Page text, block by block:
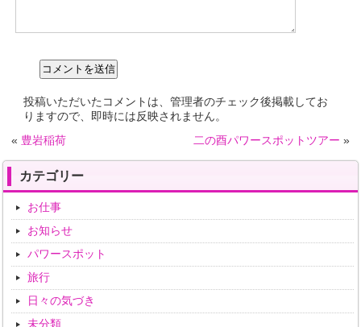
投稿いただいたコメントは、管理者のチェック後掲載してお
りますので、即時には反映されません。
« 豊岩稲荷 二の酉パワースポットツアー »
カテゴリー
お仕事
お知らせ
パワースポット
旅行
日々の気づき
未分類